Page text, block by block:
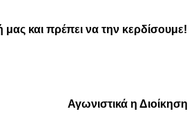
μας και πρέπει να την κερδίσουμε!
Αγωνιστικά η Διοίκηση